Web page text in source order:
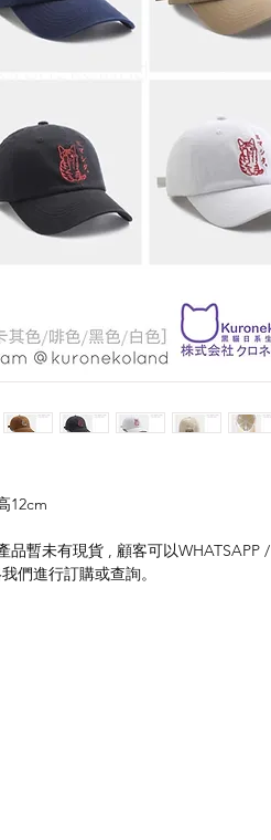
12cm
品暫未有現貨 , 顧客可以WHATSAPP /
們進行訂購或查詢。